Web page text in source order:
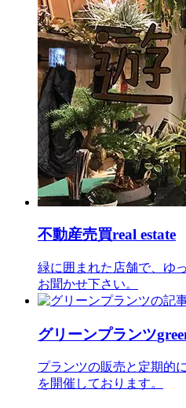
不動産売買real estate
緑に囲まれた店舗で、ゆ
お聞かせ下さい。
グリーンプランツ
プランツの販売と定期的
を開催しております。